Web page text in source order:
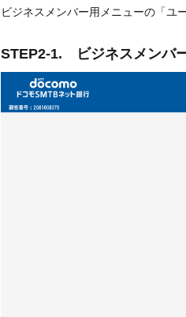
ビジネスメンバー用メニューの「ユ
STEP2-1. ビジネスメンバ